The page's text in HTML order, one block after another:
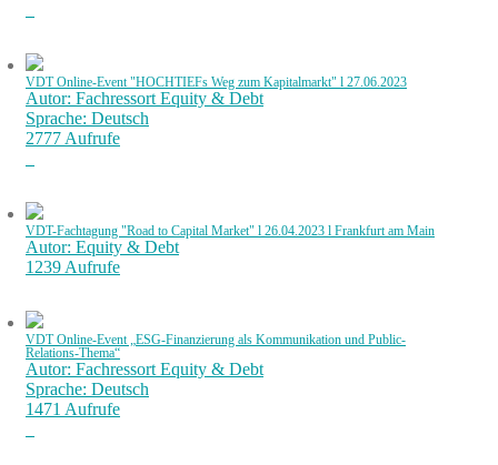
VDT Online-Event "HOCHTIEFs Weg zum Kapitalmarkt" l 27.06.2023
Autor: Fachressort Equity & Debt
Sprache: Deutsch
2777 Aufrufe
VDT-Fachtagung "Road to Capital Market" l 26.04.2023 l Frankfurt am Main
Autor: Equity & Debt
1239 Aufrufe
VDT Online-Event „ESG-Finanzierung als Kommunikation und Public-
Relations-Thema“
Autor: Fachressort Equity & Debt
Sprache: Deutsch
1471 Aufrufe